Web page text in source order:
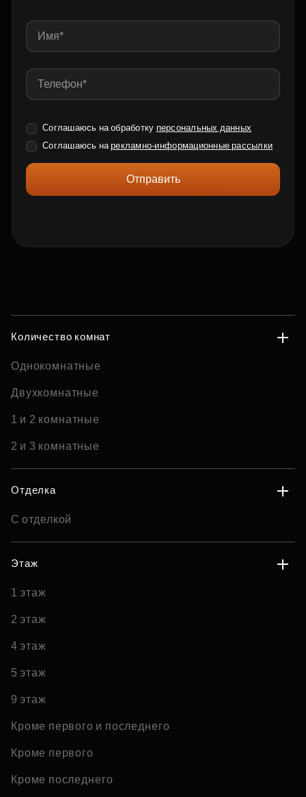
Соглашаюсь на обработку персональных данных
Соглашаюсь нарекламно-информационные рассылки
Отправить
Количество комнат
Однокомнатные
Двухкомнатные
1 и 2 комнатные
2 и 3 комнатные
Отделка
С отделкой
Этаж
1 этаж
2 этаж
4 этаж
5 этаж
9 этаж
Кроме первого и последнего
Кроме первого
Кроме последнего